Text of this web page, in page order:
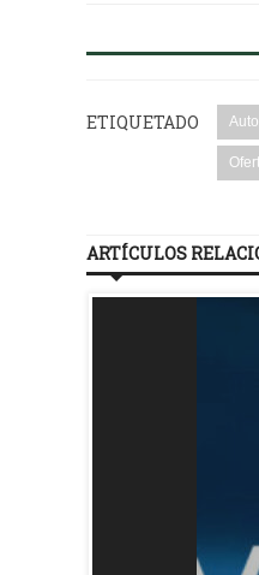
ETIQUETADO
ARTÍCULOS